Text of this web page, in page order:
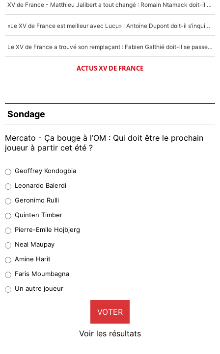
XV de France - Matthieu Jalibert a tout changé : Romain Ntamack doit-il s’inquiéter pour sa place à un an de la Coupe du monde ?
«Le XV de France est meilleur avec Lucu» : Antoine Dupont doit-il s’inquiéter pour sa place ?
Le XV de France a trouvé son remplaçant : Fabien Galthié doit-il se passer d'Antoine Dupont ?
ACTUS XV DE FRANCE
Sondage
Mercato - Ça bouge à l’OM : Qui doit être le prochain
joueur à partir cet été ?
38%
32%
5%
1%
9%
Geoffrey Kondogbia
Leonardo Balerdi
Geronimo Rulli
Quinten Timber
Pierre-Emile Hojbjerg
Neal Maupay
Amine Harit
Faris Moumbagna
Un autre joueur
VOTER
Voir les résultats